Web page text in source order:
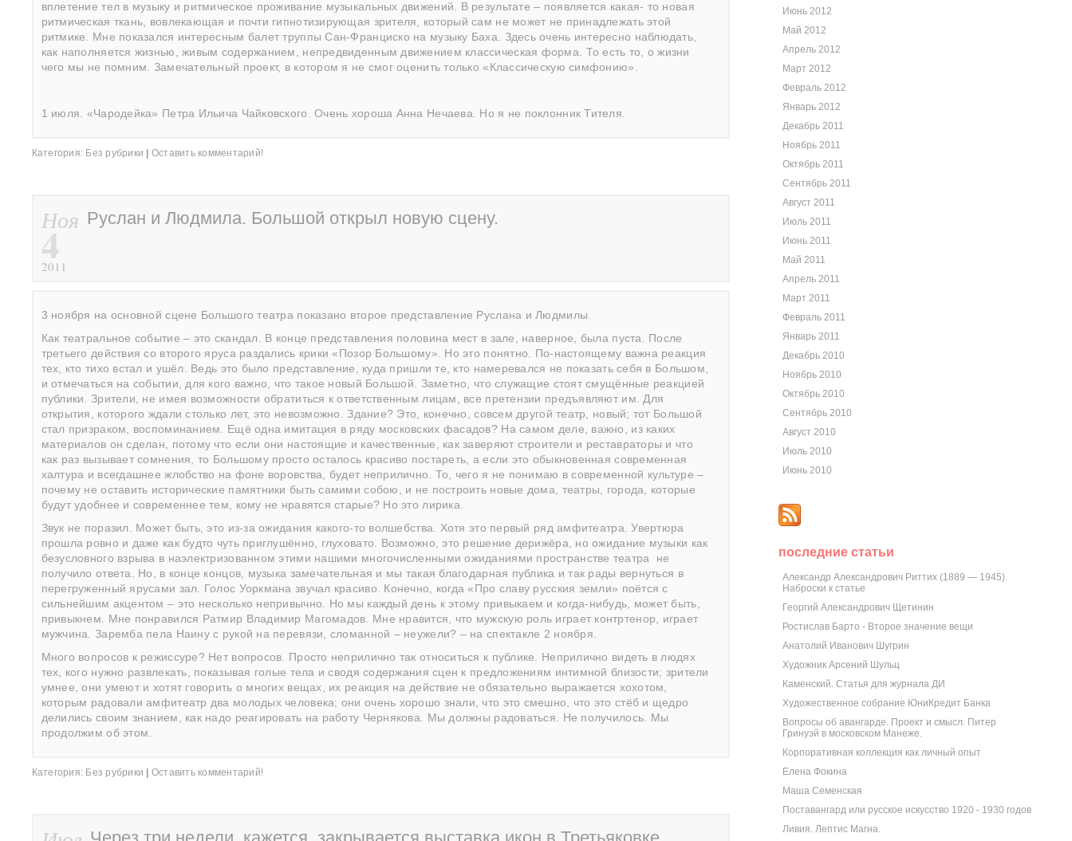
вплетение тел в музыку и ритмическое проживание музыкальных движений. В результате – появляется какая- то новая
ритмическая ткань, вовлекающая и почти гипнотизирующая зрителя, который сам не может не принадлежать этой
ритмике. Мне показался интересным балет труппы Сан-Франциско на музыку Баха. Здесь очень интересно наблюдать,
как наполняется жизнью, живым содержанием, непредвиденным движением классическая форма. То есть то, о жизни
чего мы не помним. Замечательный проект, в котором я не смог оценить только «Классическую симфонию».
1 июля. «Чародейка» Петра Ильича Чайковского. Очень хороша Анна Нечаева. Но я не поклонник Тителя.
Категория: Без рубрики Оставить комментарий!
Ноя
4
2011
Руслан и Людмила. Большой открыл новую сцену.
3 ноября на основной сцене Большого театра показано второе представление Руслана и Людмилы.
Как театральное событие – это скандал. В конце представления половина мест в зале, наверное, была пуста. После
третьего действия со второго яруса раздались крики «Позор Большому». Но это понятно. По-настоящему важна реакция
тех, кто тихо встал и ушёл. Ведь это было представление, куда пришли те, кто намеревался не показать себя в Большом,
и отмечаться на событии, для кого важно, что такое новый Большой. Заметно, что служащие стоят смущённые реакцией
публики. Зрители, не имея возможности обратиться к ответственным лицам, все претензии предъявляют им. Для
открытия, которого ждали столько лет, это невозможно. Здание? Это, конечно, совсем другой театр, новый; тот Большой
стал призраком, воспоминанием. Ещё одна имитация в ряду московских фасадов? На самом деле, важно, из каких
материалов он сделан, потому что если они настоящие и качественные, как заверяют строители и реставраторы и что
как раз вызывает сомнения, то Большому просто осталось красиво постареть, а если это обыкновенная современная
халтура и всегдашнее жлобство на фоне воровства, будет неприлично. То, чего я не понимаю в современной культуре –
почему не оставить исторические памятники быть самими собою, и не построить новые дома, театры, города, которые
будут удобнее и современнее тем, кому не нравятся старые? Но это лирика.
Звук не поразил. Может быть, это из-за ожидания какого-то волшебства. Хотя это первый ряд амфитеатра. Увертюра
прошла ровно и даже как будто чуть приглушённо, глуховато. Возможно, это решение дерижёра, но ожидание музыки как
безусловного взрыва в наэлектризованном этими нашими многочисленными ожиданиями пространстве театра не
получило ответа. Но, в конце концов, музыка замечательная и мы такая благодарная публика и так рады вернуться в
перегруженный ярусами зал. Голос Уоркмана звучал красиво. Конечно, когда «Про славу русския земли» поётся с
сильнейшим акцентом – это несколько непривычно. Но мы каждый день к этому привыкаем и когда-нибудь, может быть,
привыкнем. Мне понравился Ратмир Владимир Магомадов. Мне нравится, что мужскую роль играет контртенор, играет
мужчина. Заремба пела Наину с рукой на перевязи, сломанной – неужели? – на спектакле 2 ноября.
Много вопросов к режиссуре? Нет вопросов. Просто неприлично так относиться к публике. Неприлично видеть в людях
тех, кого нужно развлекать, показывая голые тела и сводя содержания сцен к предложениям интимной близости; зрители
умнее, они умеют и хотят говорить о многих вещах, их реакция на действие не обязательно выражается хохотом,
которым радовали амфитеатр два молодых человека; они очень хорошо знали, что это смешно, что это стёб и щедро
делились своим знанием, как надо реагировать на работу Чернякова. Мы должны радоваться. Не получилось. Мы
продолжим об этом.
Категория: Без рубрики Оставить комментарий!
Июнь 2012
Май 2012
Апрель 2012
Март 2012
Февраль 2012
Январь 2012
Декабрь 2011
Ноябрь 2011
Октябрь 2011
Сентябрь 2011
Август 2011
Июль 2011
Июнь 2011
Май 2011
Апрель 2011
Март 2011
Февраль 2011
Январь 2011
Декабрь 2010
Ноябрь 2010
Октябрь 2010
Сентябрь 2010
Август 2010
Июль 2010
Июнь 2010
последние статьи
Александр Александрович Риттих (1889 — 1945).
Наброски к статье
Георгий Александрович Щетинин
Ростислав Барто - Второе значение вещи
Анатолий Иванович Шугрин
Художник Арсений Шульц
Каменский. Статья для журнала ДИ
Художественное собрание ЮниКредит Банка
Вопросы об авангарде. Проект и смысл. Питер
Гринуэй в московском Манеже.
Корпоративная коллекция как личный опыт
Елена Фокина
Маша Семенская
Поставангард или русское искусство 1920 - 1930 годов
Ливия. Лептис Магна.